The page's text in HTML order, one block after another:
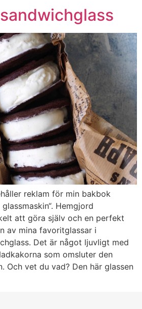
reklam för min bakbok
Hemgjord
att göra själv och en perfekt
av mina favoritglassar i
Det är något ljuvligt med
som omsluter den
Och vet du vad? Den här glassen